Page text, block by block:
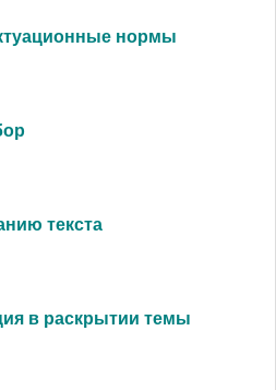
нормы
текста
в раскрытии темы